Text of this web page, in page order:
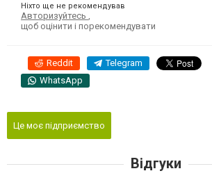
Ніхто ще не рекомендував
Авторизуйтесь
щоб оцінити і порекомендувати
Reddit Telegram
WhatsApp
Це моє підприємство
Відгуки